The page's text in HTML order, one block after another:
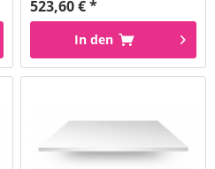
523,60 € *
In den